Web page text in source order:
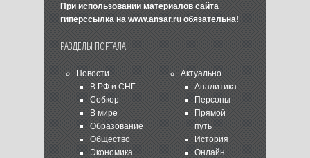
При использовании материалов сайта
гиперссылка на www.ansar.ruобязательна!
РАЗДЕЛЫ ПОРТАЛА
Новости
В РФ и СНГ
Собкор
В мире
Образование
Общество
Экономика
Актуально
Аналитика
Персоны
Прямой
путь
История
Онлайн